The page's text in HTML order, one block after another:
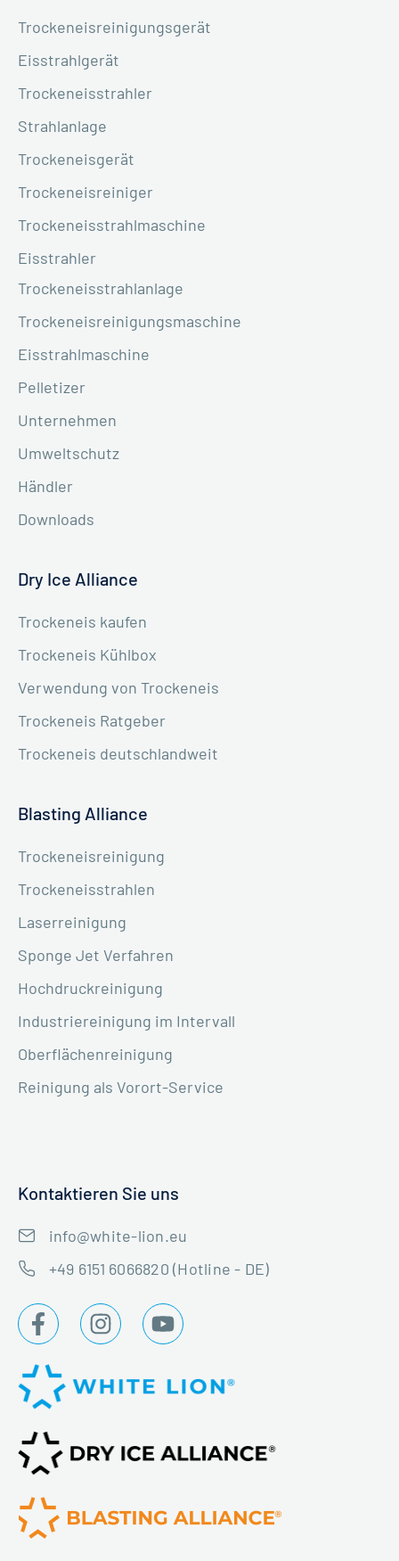
Trockeneisreinigungsgerät
Eisstrahlgerät
Trockeneisstrahler
Strahlanlage
Trockeneisgerät
Trockeneisreiniger
Trockeneisstrahlmaschine
Eisstrahler
Trockeneisstrahlanlage
Trockeneisreinigungsmaschine
Eisstrahlmaschine
Pelletizer
Unternehmen
Umweltschutz
Händler
Downloads
Dry Ice Alliance
Trockeneis kaufen
Trockeneis Kühlbox
Verwendung von Trockeneis
Trockeneis Ratgeber
Trockeneis deutschlandweit
Blasting Alliance
Trockeneisreinigung
Trockeneisstrahlen
Laserreinigung
Sponge Jet Verfahren
Hochdruckreinigung
Industriereinigung im Intervall
Oberflächenreinigung
Reinigung als Vorort-Service
Kontaktieren Sie uns
info@white-lion.eu
+49 6151 6066820 (Hotline - DE)